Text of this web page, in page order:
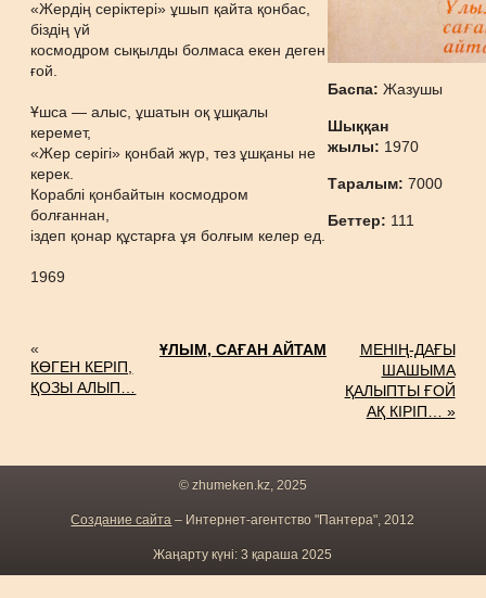
«Жердің серіктері» ұшып қайта қонбас,
біздің үй
космодром сықылды болмаса екен деген
ғой.
Ұшса — алыс, ұшатын оқ ұшқалы
керемет,
«Жер серігі» қонбай жүр, тез ұшқаны не
керек.
Кораблі қонбайтын космодром
болғаннан,
іздеп қонар құстарға ұя болғым келер ед.
1969
Баспа:Жазушы
Шыққан
жылы: 1970
Таралым:7000
Беттер: 111
«
КӨГЕН КЕРІП,
ҚОЗЫ АЛЫП…
ҰЛЫМ, САҒАН АЙТАМ
МЕНІҢ-ДАҒЫ
ШАШЫМА
ҚАЛЫПТЫ ҒОЙ
АҚ КІРІП… »
© zhumeken.kz, 2025
Создание сайта – Интернет-агентство "Пантера", 2012
Жаңарту күні: 3 қараша 2025